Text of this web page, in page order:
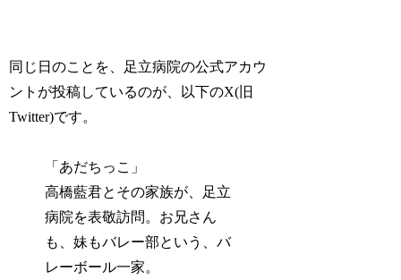
同じ日のことを、足立病院の公式アカウ
ントが投稿しているのが、以下のX(旧
Twitter)です。
「あだちっこ」
高橋藍君とその家族が、足立
病院を表敬訪問。お兄さん
も、妹もバレー部という、バ
レーボール一家。